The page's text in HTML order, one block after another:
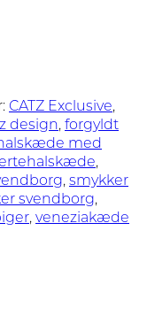
CATZ Exclusive,
design, forgyldt
med
,
, smykker
svendborg,
, veneziakæde